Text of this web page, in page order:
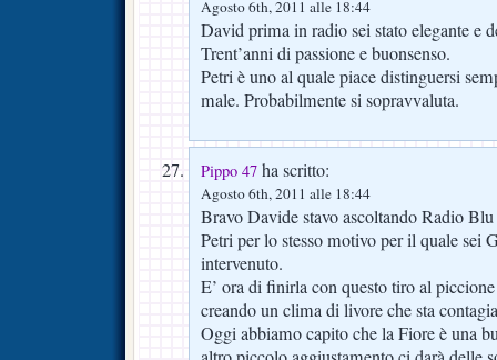
Agosto 6th, 2011 alle 18:44
David prima in radio sei stato elegante e
Trent’anni di passione e buonsenso.
Petri è uno al quale piace distinguersi
male. Probabilmente si sopravvaluta.
Pippo 47 ha scritto:
Agosto 6th, 2011 alle 18:44
Bravo Davide stavo ascoltando Radio
Petri per lo stesso motivo per il quale
intervenuto.
E’ ora di finirla con questo tiro al
creando un clima di livore che sta
Oggi abbiamo capito che la Fiore è una